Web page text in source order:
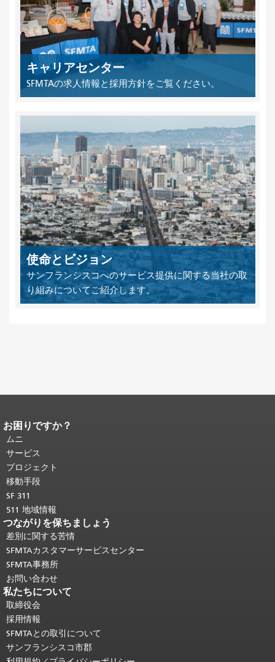
キャリアセンター
SFMTAの求人情報と採用方針をご覧ください。
使命とビジョン
サンフランシスコへのサービス提供に関する当社の取
り組みについてご紹介します。
ページコンテンツの終わり。
ジの残りの部分はすべてのページで繰
り返されます。
頭に戻る。
お困りですか？
ムニ
サービス
プロジェクト
移動手段
SF 311
511 地域情報
つながりを保ちましょう
差別に関する苦情
SFMTAカスタマーサービスセンター
SFMTA事務所
お問い合わせ
私たちについて
取締役会
採用情報
SFMTAとの取引について
サンフランシスコ市郡